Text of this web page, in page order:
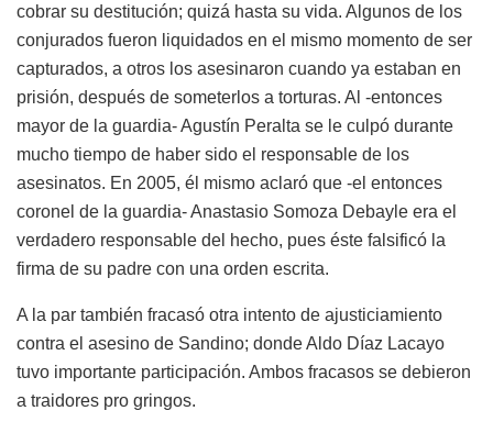
cobrar su destitución; quizá hasta su vida. Algunos de los
conjurados fueron liquidados en el mismo momento de ser
capturados, a otros los asesinaron cuando ya estaban en
prisión, después de someterlos a torturas. Al -entonces
mayor de la guardia- Agustín Peralta se le culpó durante
mucho tiempo de haber sido el responsable de los
asesinatos. En 2005, él mismo aclaró que -el entonces
coronel de la guardia- Anastasio Somoza Debayle era el
verdadero responsable del hecho, pues éste falsificó la
firma de su padre con una orden escrita.
A la par también fracasó otra intento de ajusticiamiento
contra el asesino de Sandino; donde Aldo Díaz Lacayo
tuvo importante participación. Ambos fracasos se debieron
a traidores pro gringos.